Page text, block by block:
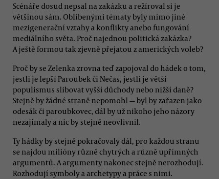
Scénáře dosud nepsal na zakázku a režíroval si je
většinou sám. Oblíbenými tématy byly mimo jiné
mezigenerační vztahy a konflikty anebo fungování
mediálního světa. Proč najednou politická zakázka?
A ještě formou tak zjevně přejatou z amerických voleb?
Proč by se Zelenka zrovna teď zapojoval do hádek o tom,
jestli je lepší Paroubek či Nečas, jestli je větší
populismus slibovat vyšší důchody nebo nižší daně?
Stejně by žádné straně nepomohl — byl by zařazen jako
odesák či paroubkovec, dál by už nikoho jeho názory
nezajímaly a nic by stejně neovlivnil.
Ty hádky by stejně pokračovaly dál, pro každou stranu
se najdou milióny různě chytrých a různě upřímných
argumentů. A argumenty nakonec stejně nerozhodují.
Rozhodují symboly a archetypy a práce s nimi.